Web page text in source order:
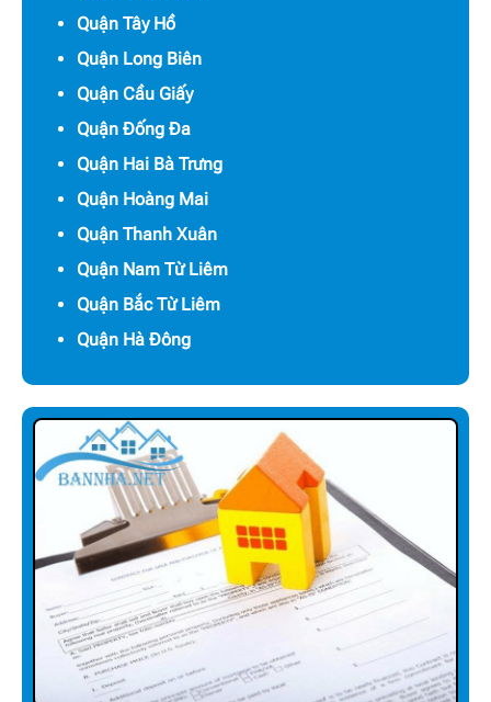
Quận Tây Hồ
Quận Long Biên
Quận Cầu Giấy
Quận Đống Đa
Quận Hai Bà Trưng
Quận Hoàng Mai
Quận Thanh Xuân
Quận Nam Từ Liêm
Quận Bắc Từ Liêm
Quận Hà Đông